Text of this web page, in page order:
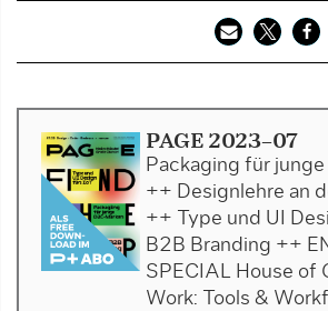
PAGE 2023-07
Packaging für
++ Designlehre an
++ Type und UI
B2B Branding ++
SPECIAL House of
Work: Tools &